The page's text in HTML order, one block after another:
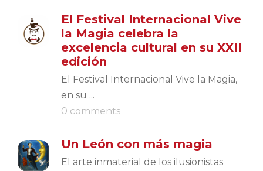
El Festival Internacional Vive
la Magia celebra la
excelencia cultural en su XXII
edición
El Festival Internacional Vive la Magia,
en su ...
0 comments
Un León con más magia
El arte inmaterial de los ilusionistas